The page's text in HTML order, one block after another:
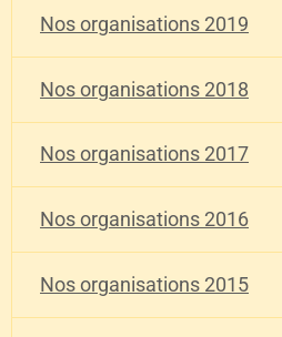
Nos organisations 2019
Nos organisations 2018
Nos organisations 2017
Nos organisations 2016
Nos organisations 2015